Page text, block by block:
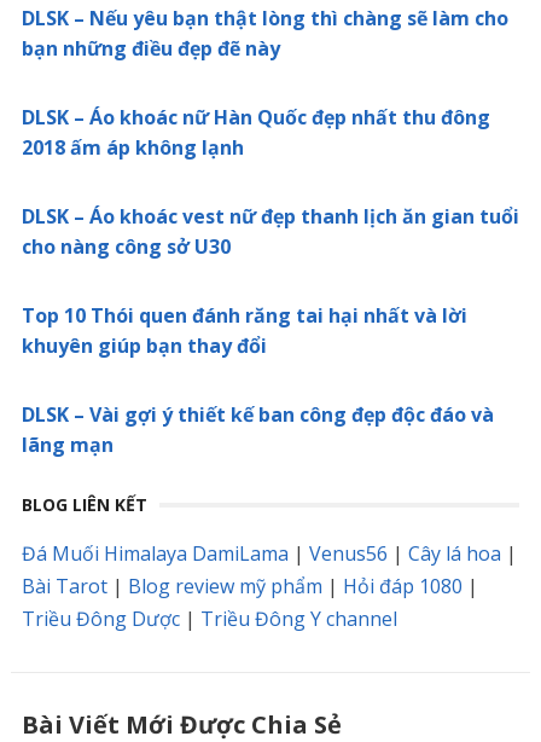
DLSK – Nếu yêu bạn thật lòng thì chàng sẽ làm cho
bạn những điều đẹp đẽ này
DLSK – Áo khoác nữ Hàn Quốc đẹp nhất thu đông
2018 ấm áp không lạnh
DLSK – Áo khoác vest nữ đẹp thanh lịch ăn gian tuổi
cho nàng công sở U30
Top 10 Thói quen đánh răng tai hại nhất và lời
khuyên giúp bạn thay đổi
DLSK – Vài gợi ý thiết kế ban công đẹp độc đáo và
lãng mạn
BLOG LIÊN KẾT
Đá Muối Himalaya DamiLama | Venus56 | Cây lá hoa |
Bài Tarot| Blog review mỹ phẩm | Hỏi đáp 1080 |
Triều Đông Dược| Triều Đông Y channel
Bài Viết Mới Được Chia Sẻ